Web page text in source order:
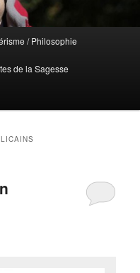
/ Philosophie
de la Sagesse